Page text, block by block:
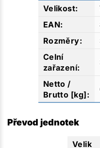
Převod jednotek